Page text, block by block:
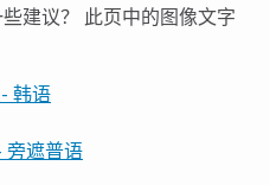
建议？
此页中的图像文字
- 韩语
旁遮普语